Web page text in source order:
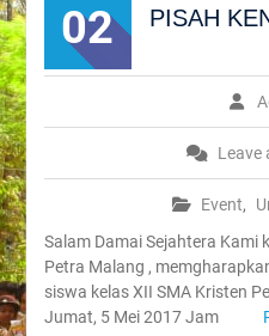
02
PISAH
Leave
Event,
Salam Damai Sejahtera Kami
Petra Malang ,
siswa kelas XII SMA
Jumat, 5 Mei 2017 Jam